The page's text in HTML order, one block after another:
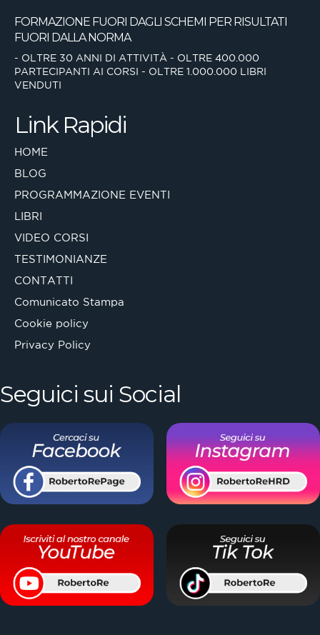
FORMAZIONE FUORI DAGLI SCHEMI PER RISULTATI
FUORI DALLA NORMA
- OLTRE 30 ANNI DI ATTIVITÀ - OLTRE 400.000
PARTECIPANTI AI CORSI - OLTRE 1.000.000 LIBRI
VENDUTI
Link Rapidi
HOME
BLOG
PROGRAMMAZIONE EVENTI
LIBRI
VIDEO CORSI
TESTIMONIANZE
CONTATTI
Comunicato Stampa
Cookie policy
Privacy Policy
Seguici sui Social